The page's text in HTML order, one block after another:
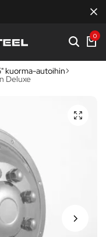
0
kuorma-autoihin
Deluxe